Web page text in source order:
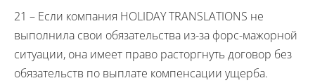
21 – Если компания HOLIDAYTRANSLATIONS не
выполнила свои обязательства из-за форс-мажорной
ситуации, она имеет право расторгнуть договор без
обязательств по выплате компенсации ущерба.